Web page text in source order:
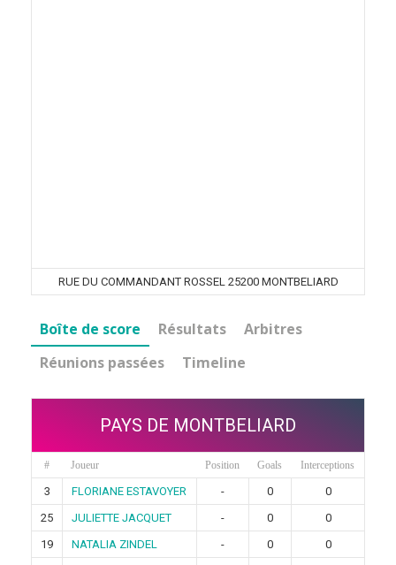
RUE DU COMMANDANT ROSSEL 25200 MONTBELIARD
Boîte de score Résultats
Arbitres
Réunions passées
Timeline
PAYS DE MONTBELIARD
# Joueur Position Goals Interceptions
3 FLORIANE ESTAVOYER - 0
0
25
JULIETTE JACQUET - 0
0
19
NATALIA ZINDEL - 0
0